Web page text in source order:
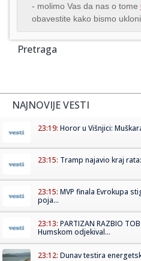
- molimo Vas da nas o tome
obavestite kako bismo
Pretraga
NAJNOVIJE VESTI
23:19: Horor u Višnjici:
23:15: Tramp najavio kraj
23:15: MVP finala Evrokupa
poja...
23:13: PARTIZAN RAZBIO
Humskom odjekival...
23:12: Dunav testira